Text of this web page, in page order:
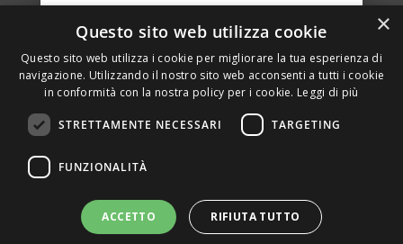
DELLA TORRE, 15 – 20127 – MILANO – P. IVA
SITO REALIZZATO DA GRAFICAEFOTO WEB AGENCY –
PARTNER SINTEL
×
Questo sito web utilizza cookie
Questo sito web utilizza i cookie per migliorare la tua esperienza di
navigazione. Utilizzando il nostro sito web acconsenti a tutti i cookie
in conformità con la nostra policy per i cookie. Leggi di più
STRETTAMENTE NECESSARI TARGETING
FUNZIONALITÀ
ACCETTO RIFIUTA TUTTO